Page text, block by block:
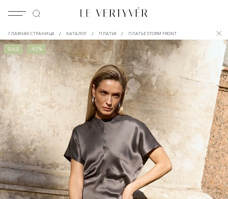
ГЛАВНАЯ СТРАНИЦА / КАТАЛОГ / ПЛАТЬЯ / ПЛАТЬЕ STORM FRONT
SALE -42%